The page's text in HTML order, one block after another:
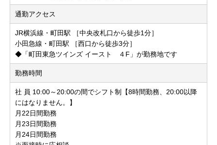
通勤アクセス
JR横浜線・町田駅 ［中央改札口から徒歩1分］
小田急線・町田駅 ［西口から徒歩3分］
◆「町田東急ツインズ イースト ４F」が勤務地です
勤務時間
社 員 10:00～20:00の間でシフト制【8時間勤務、20:00以降
にはなりません。】
月22日間勤務
月23日間勤務
月24日間勤務